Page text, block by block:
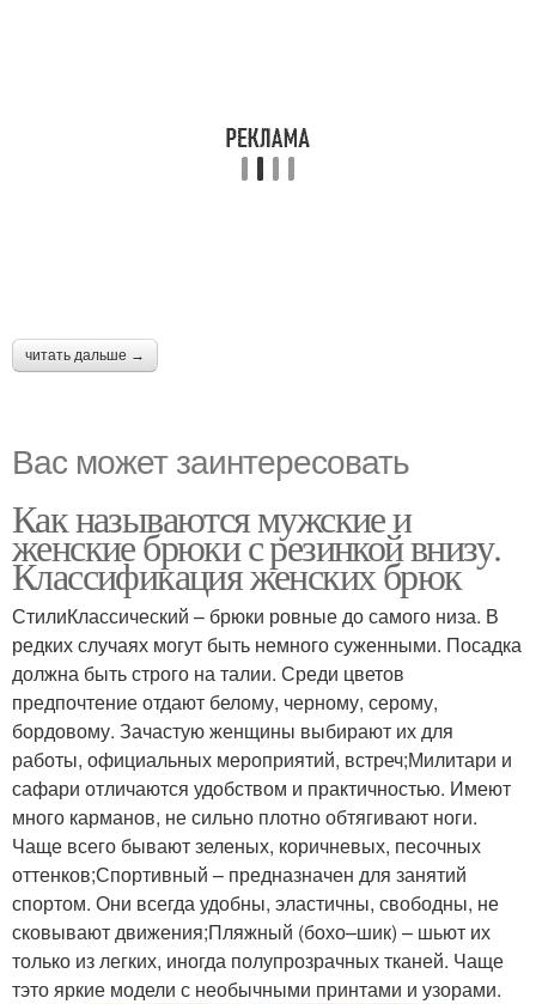
читать дальше →
Вас может заинтересовать
Как называются мужские и
женские брюки с резинкой внизу.
Классификация женских брюк
СтилиКлассический – брюки ровные до самого низа. В
редких случаях могут быть немного суженными. Посадка
должна быть строго на талии. Среди цветов
предпочтение отдают белому, черному, серому,
бордовому. Зачастую женщины выбирают их для
работы, официальных мероприятий, встреч;Милитари и
сафари отличаются удобством и практичностью. Имеют
много карманов, не сильно плотно обтягивают ноги.
Чаще всего бывают зеленых, коричневых, песочных
оттенков;Спортивный – предназначен для занятий
спортом. Они всегда удобны, эластичны, свободны, не
сковывают движения;Пляжный (бохо–шик) – шьют их
только из легких, иногда полупрозрачных тканей. Чаще
тэто яркие модели с необычными принтами и узорами.